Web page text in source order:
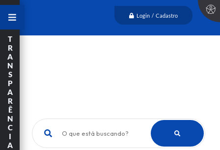
Login / Cadastro
O que está buscando?
T
R
A
N
S
P
A
R
Ê
N
C
I
A